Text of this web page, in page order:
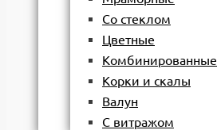
Со стеклом
Цветные
Комбинированные
Корки и скалы
Валун
С витражом